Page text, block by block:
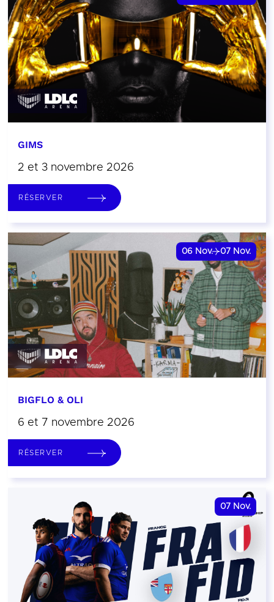
GIMS
2 et 3 novembre 2026
RÉSERVER
06 Nov. 07 Nov.
BIGFLO & OLI
6 et 7 novembre 2026
RÉSERVER
07 Nov.